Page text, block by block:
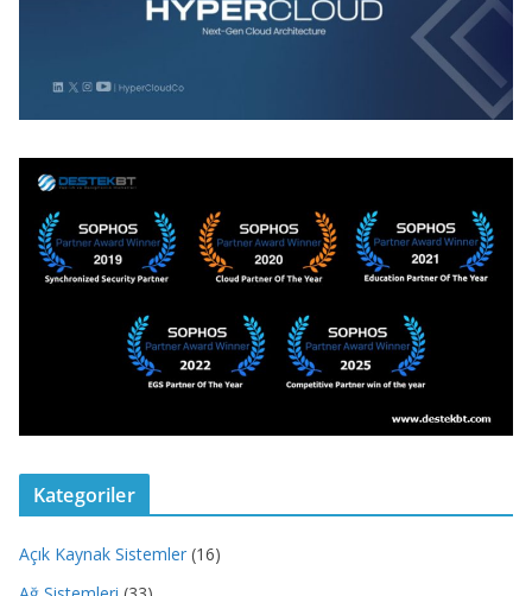
Kategoriler
Açık Kaynak Sistemler (16)